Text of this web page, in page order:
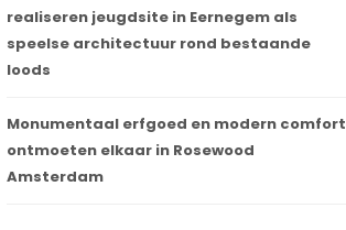
realiseren jeugdsite in Eernegem als
speelse architectuur rond bestaande
loods
Monumentaal erfgoed en modern comfort
ontmoeten elkaar in Rosewood
Amsterdam